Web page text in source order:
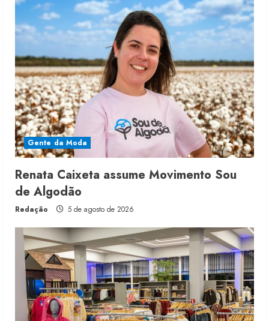
Gente da Moda
Renata Caixeta assume Movimento Sou
de Algodão
Redação 5 de agosto de 2026